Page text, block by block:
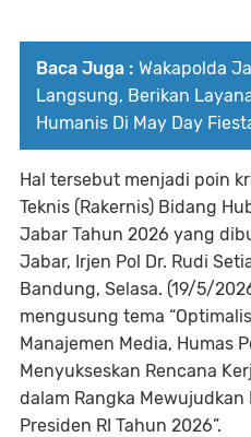
Baca Juga : Wakapolda
Langsung, Berikan
Humanis Di May Day
‎Hal tersebut menjadi poin
Teknis (Rakernis) Bidang
Jabar Tahun 2026 yang
Jabar, Irjen Pol Dr. Rudi
Bandung, Selasa. (19/5/
mengusung tema
Manajemen Media, Humas
Menyukseskan Rencana
dalam Rangka Mewujudkan
Presiden RI Tahun 2026”.